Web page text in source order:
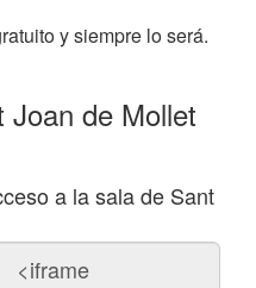
y siempre lo será.
Joan de Mollet
a la sala de Sant